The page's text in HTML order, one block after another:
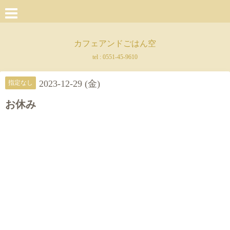
カフェアンドごはん空
tel : 0551-45-9610
指定なし 2023-12-29 (金)
お休み